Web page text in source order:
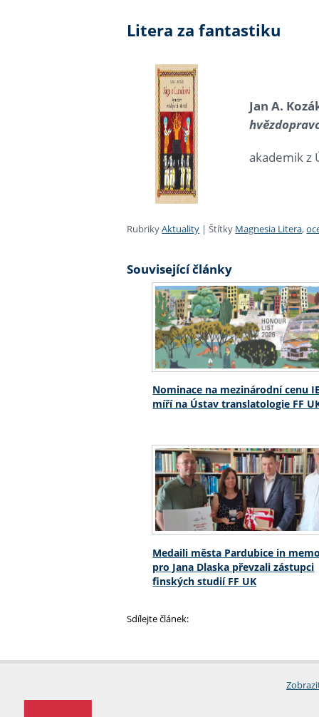
Litera za fantastiku
Jan A.
akademik z
RubrikyAktuality |Štítky Magnesia Litera,
Související články
Nominace na mezinárodní cenu
míří na Ústav translatologie FF
Medaili města Pardubice in
pro Jana Dlaska převzali zástupci
finských studií FF UK
Sdílejte článek: